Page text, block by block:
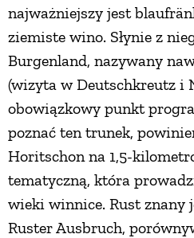
najważniejszy jest
ziemiste wino. Słynie z
Burgenland, nazywany
(wizyta w Deutschkreutz i
obowiązkowy punkt
poznać ten trunek,
Horitschon na 1,5-
tematyczną, która
wieki winnice. Rust znany
Ruster Ausbruch,